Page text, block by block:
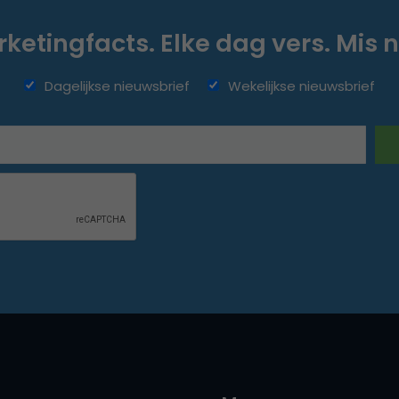
Elke dag vers. Mis
Dagelijkse nieuwsbrief Wekelijkse nieuwsbrief